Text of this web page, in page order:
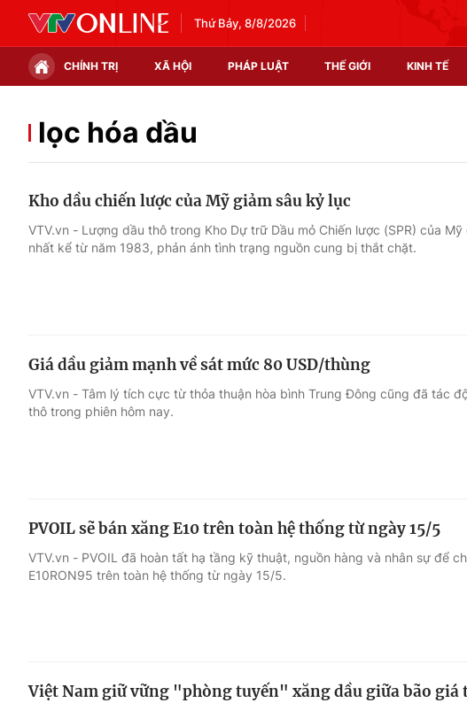
Thứ Bảy, 8/8/2026
CHÍNH TRỊ XÃ HỘI PHÁP LUẬT THẾ GIỚI KINH TẾ
Chính trị
Thế giới đó đây
Thị trường
Điện ảnh
Âm nhạc
Sao
Du lịch
Làm đẹp
Chất lượng cuộc sống
lọc hóa dầu
Kho dầu chiến lược của Mỹ giảm sâu kỷ lục
VTV.vn - Lượng dầu thô trong Kho Dự trữ Dầu mỏ Chiến lược (SPR) của
nhất kể từ năm 1983, phản ánh tình trạng nguồn cung bị thắt chặt.
Giá dầu giảm mạnh về sát mức 80 USD/thùng
VTV.vn - Tâm lý tích cực từ thỏa thuận hòa bình Trung Đông cũng đã tác
thô trong phiên hôm nay.
PVOIL sẽ bán xăng E10 trên toàn hệ thống từ ngày 15/5
VTV.vn - PVOIL đã hoàn tất hạ tầng kỹ thuật, nguồn hàng và nhân sự để
E10RON95 trên toàn hệ thống từ ngày 15/5.
Việt Nam giữ vững "phòng tuyến" xăng dầu giữa bão giá